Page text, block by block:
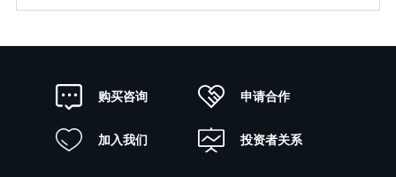
购买咨询 申请合作
加入我们 投资者关系